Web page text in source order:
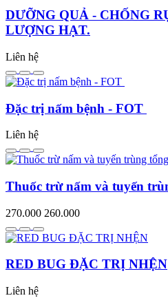
DƯỠNG QUẢ - CHỐNG
LƯỢNG HẠT.
Liên hệ
Đặc trị nấm bệnh - FOT
Liên hệ
Thuốc trừ nấm và tuyến
270.000 260.000
RED BUG ĐẶC TRỊ NHỆN
Liên hệ